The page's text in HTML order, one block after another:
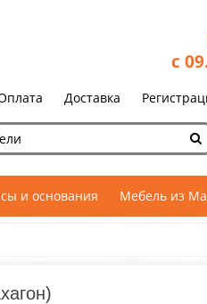
с
Доставка
и основания Мебель из